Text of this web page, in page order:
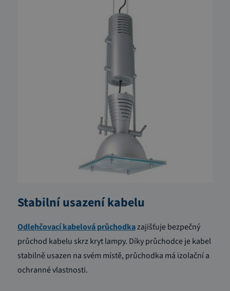
Stabilní usazení kabelu
Odlehčovací kabelová průchodkazajišťuje bezpečný
průchod kabelu skrz kryt lampy. Díky průchodce je kabel
stabilně usazen na svém místě, průchodka má izolační a
ochranné vlastnosti.